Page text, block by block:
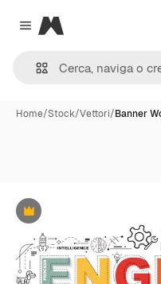
Close menu
Magnific
Home/Stock/Vettori/Banner
Premium